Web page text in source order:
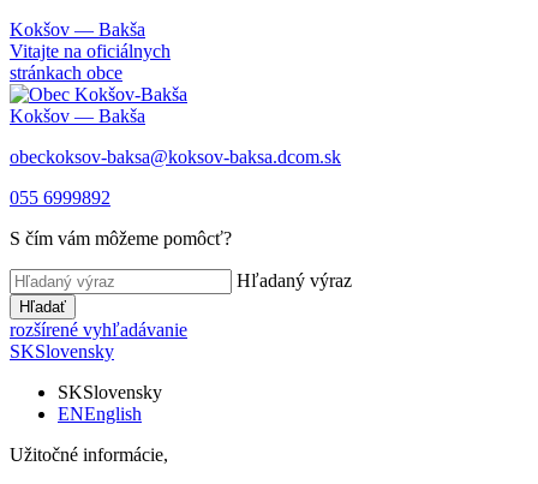
Kokšov — Bakša
Vitajte na oficiálnych
stránkach obce
Kokšov — Bakša
obeckoksov-baksa@koksov-baksa.dcom.sk
055 6999892
S čím vám môžeme pomôcť?
Hľadaný výraz
Hľadať
rozšírené vyhľadávanie
SKSlovensky
SKSlovensky
ENEnglish
Užitočné informácie,